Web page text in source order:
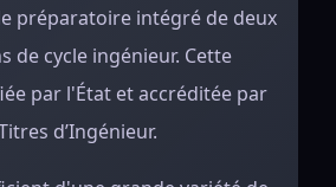
préparatoire intégré de deux
de cycle ingénieur. Cette
par l'État et accréditée par
d’Ingénieur.